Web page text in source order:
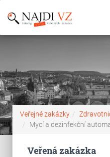
Veřejné zakázky
Mycí a dezinfekční
Veřená zakázka